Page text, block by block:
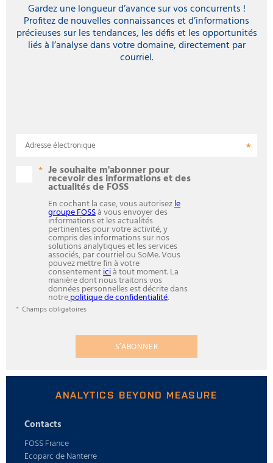
Gardez une longueur d’avance sur vos concurrents !
Profitez de nouvelles connaissances et d’informations
précieuses sur les tendances, les défis et les opportunités
liés à l’analyse dans votre domaine, directement par
courriel.
Adresse électronique
Je souhaite m'abonner pour
recevoir des informations et des
actualités de FOSS
En cochant la case, vous autorisezle
groupe FOSSà vous envoyer des
informations et les actualités
pertinentes pour votre activité, y
compris des informations sur nos
solutions analytiques et les services
associés, par courriel ou SoMe. Vous
pouvez mettre fin à votre
consentementicià tout moment. La
manière dont nous traitons vos
données personnelles est décrite dans
notrepolitique de confidentialité.
Champs obligatoires
S’ABONNER
ANALYTICS BEYOND MEASURE
Contacts
FOSS France
Ecoparc de Nanterre